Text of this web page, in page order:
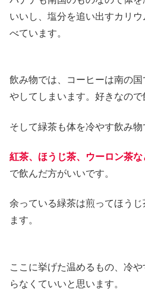
いいし、塩分を追い出すカリ
べています。
飲み物では、コーヒーは南の
やしてしまいます。好きなので
そして緑茶も体を冷やす飲み物
紅茶、ほうじ茶、ウーロン茶
で飲んだ方がいいです。
余っている緑茶は煎ってほう
ます。
ここに挙げた温めるもの、冷
らなくていいと思います。